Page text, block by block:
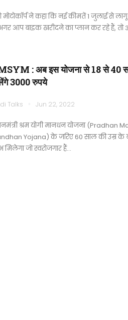
मोटोकॉर्प ने कहा कि नई कीमतें 1 जुलाई से
आप बाइक खरीदने का प्लान कर रहे हैं,
: अब इस योजना से 18 से 40
3000 रुपये
Talks Jun 22, 2022
श्रम योगी मानधन योजना (Pradhan
Yojana) के जरिए 60 साल की उम्र के
मिलेगा जो स्वरोजगार हैं…